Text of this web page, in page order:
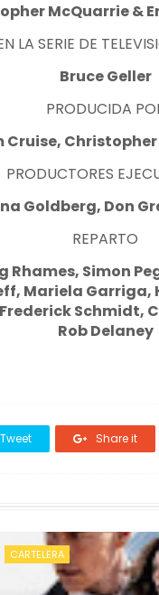
McQuarrie &
LA SERIE DE
Bruce Geller
PRODUCIDA
Cruise,
PRODUCTORES
Goldberg, Don
REPARTO
Rhames, Simon
Mariela Garriga,
Schmidt,
Rob Delaney
Tweet Share it
CARTELERA